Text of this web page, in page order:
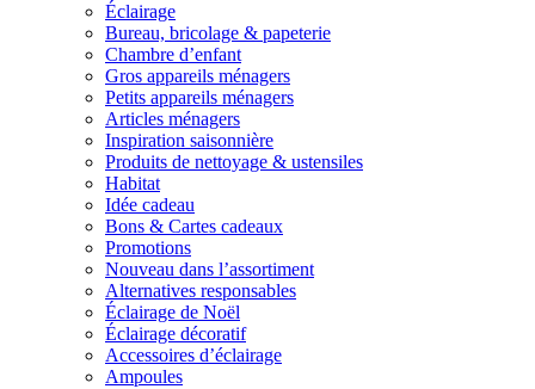
Éclairage
Bureau, bricolage & papeterie
Chambre d’enfant
Gros appareils ménagers
Petits appareils ménagers
Articles ménagers
Inspiration saisonnière
Produits de nettoyage & ustensiles
Habitat
Idée cadeau
Bons & Cartes cadeaux
Promotions
Nouveau dans l’assortiment
Alternatives responsables
Éclairage de Noël
Éclairage décoratif
Accessoires d’éclairage
Ampoules